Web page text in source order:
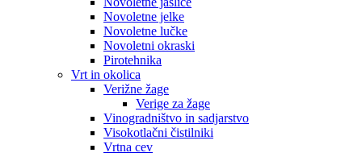
Novoletne jelke
Novoletne lučke
Novoletni okraski
Pirotehnika
Vrt in okolica
Verižne žage
Verige za žage
Vinogradništvo in sadjarstvo
Visokotlačni čistilniki
Vrtna cev